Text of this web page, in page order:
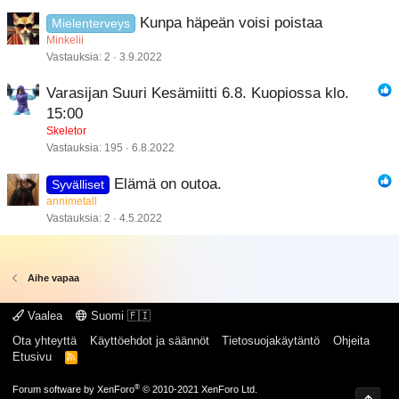
Mielenterveys Kunpa häpeän voisi poistaa
Minkelii
Vastauksia 2 3.9.2022
Varasijan Suuri Kesämiitti 6.8. Kuopiossa klo.
15:00
Skeletor
Vastauksia 195 6.8.2022
Syvälliset Elämä on outoa.
annimetall
Vastauksia 2 4.5.2022
Aihe vapaa
Vaalea
Suomi 🇫🇮
Ota yhteyttä
Käyttöehdot ja säännöt Tietosuojakäytäntö
Ohjeita
Etusivu
R
Forum software by XenForo® © 2010-2021 XenForo Ltd.